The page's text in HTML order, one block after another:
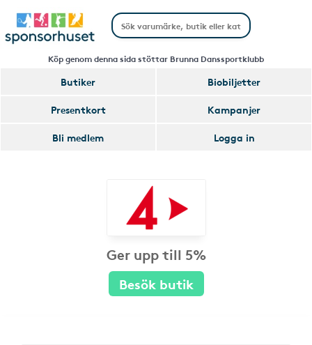
Köp genom denna sida stöttar Brunna Danssportklubb
Butiker
Biobiljetter
Presentkort
Kampanjer
Bli medlem
Logga in
Ger upp till 5%
Besök butik